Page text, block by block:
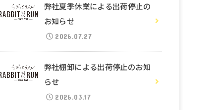
弊社夏季休業による出荷停止の
お知らせ
2026.07.27
弊社棚卸による出荷停止のお知
らせ
2026.03.17